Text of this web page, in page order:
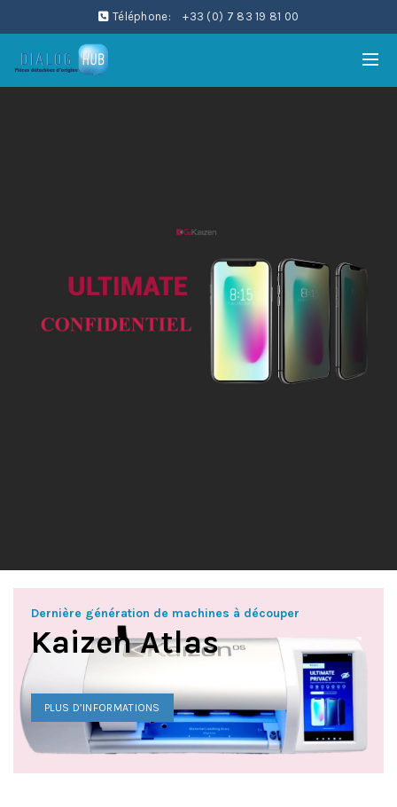
Téléphone: +33 (0) 7 83 19 81 00
Dernière génération de machines à découper
Kaizen Atlas
PLUS D’INFORMATIONS